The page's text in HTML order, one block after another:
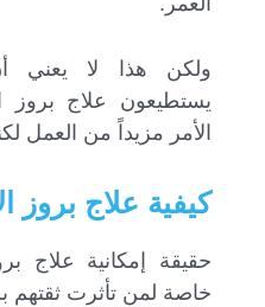
ولكن هذا لا يعني أن
يستطيعون علاج بروز
الأمر مزيداً من العمل
كيفية علاج بروز
حقيقة إمكانية علاج
خاصة لمن تأثرت